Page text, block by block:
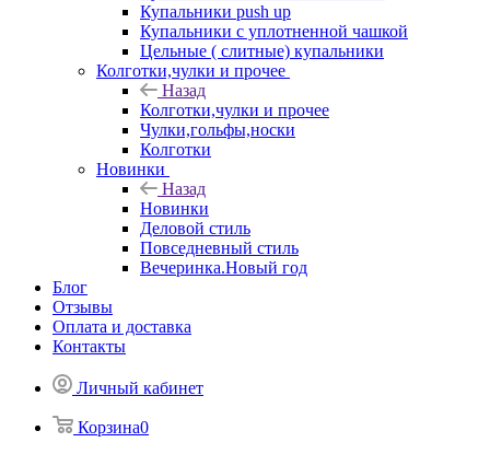
Купальники push up
Купальники с уплотненной чашкой
Цельные ( слитные) купальники
Колготки,чулки и прочее
Назад
Колготки,чулки и прочее
Чулки,гольфы,носки
Колготки
Новинки
Назад
Новинки
Деловой стиль
Повседневный стиль
Вечеринка.Новый год
Блог
Отзывы
Оплата и доставка
Контакты
Личный кабинет
Корзина0